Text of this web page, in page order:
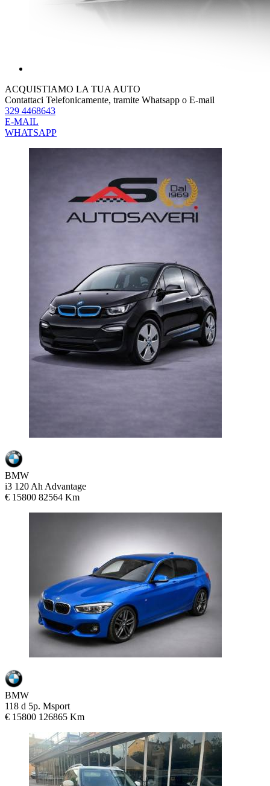
ACQUISTIAMO LA TUA AUTO
Contattaci Telefonicamente, tramite Whatsapp o E-mail
329 4468643
E-MAIL
WHATSAPP
BMW
i3 120 Ah Advantage
€ 15800 82564 Km
BMW
118 d 5p. Msport
€ 15800 126865 Km